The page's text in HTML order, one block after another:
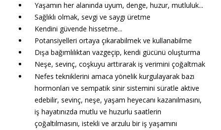
Yaşamın her alanında uyum, denge, huzur, mutluluk...
Sağlıklı olmak, sevgi ve saygı üretme
Kendini güvende hissetme...
Potansiyelleri ortaya çıkarabilmek ve kullanabilme
Dışa bağımlılıktan vazgeçip, kendi gücünü oluşturma
Neşe, sevinç, coşkuyu arttırarak iş verimini çoğaltmak
Nefes tekniklerini amaca yönelik kurgulayarak bazı
hormonları ve sempatik sinir sistemini süratle aktive
edebilir, sevinç, neşe, yaşam heyecanı kazanılmasını,
iş hayatınızda mutlu ve huzurlu saatlerin
çoğaltılmasını, istekli ve arzulu bir iş yaşamını